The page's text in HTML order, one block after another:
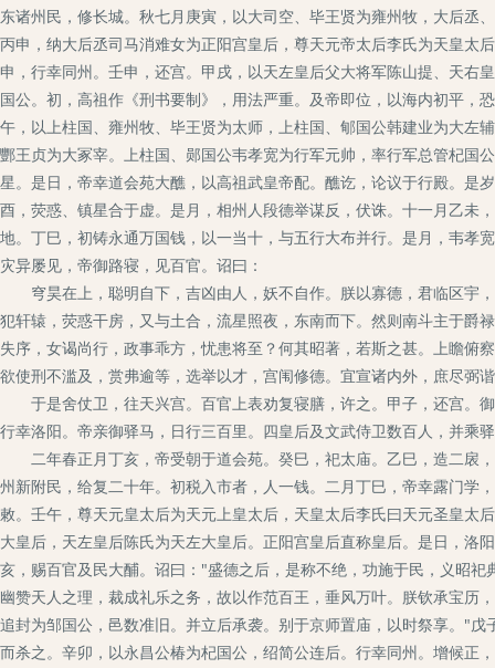
东诸州民，修长城。秋七月庚寅，以大司空、毕王贤为雍州牧，大后
丙申，纳大后丞司马消难女为正阳宫皇后，尊天元帝太后李氏为天皇太
申，行幸同州。壬申，还宫。甲戌，以天左皇后父大将军陈山提、天
国公。初，高祖作《刑书要制》，用法严重。及帝即位，以海内初平
午，以上柱国、雍州牧、毕王贤为太师，上柱国、郇国公韩建业为大左
酆王贞为大冢宰。上柱国、郧国公韦孝宽为行军元帅，率行军总管杞国
星。是日，帝幸道会苑大醮，以高祖武皇帝配。醮讫，论议于行殿。是
酉，荧惑、镇星合于虚。是月，相州人段德举谋反，伏诛。十一月乙未
地。丁巳，初铸永通万国钱，以一当十，与五行大布并行。是月，韦孝
灾异屡见，帝御路寝，见百官。诏曰：
穹昊在上，聪明自下，吉凶由人，妖不自作。朕以寡德，君临区宇
犯轩辕，荧惑干房，又与土合，流星照夜，东南而下。然则南斗主于爵
失序，女谒尚行，政事乖方，忧患将至？何其昭著，若斯之甚。上瞻
欲使刑不滥及，赏弗逾等，选举以才，宫闱修德。宜宣诸内外，庶尽弼
于是舍仗卫，往天兴宫。百官上表劝复寝膳，许之。甲子，还宫。
行幸洛阳。帝亲御驿马，日行三百里。四皇后及文武侍卫数百人，并乘
二年春正月丁亥，帝受朝于道会苑。癸巳，祀太庙。乙巳，造二扆
州新附民，给复二十年。初税入市者，人一钱。二月丁巳，帝幸露门学
敕。壬午，尊天元皇太后为天元上皇太后，天皇太后李氏曰天元圣皇
大皇后，天左皇后陈氏为天左大皇后。正阳宫皇后直称皇后。是日，
亥，赐百官及民大酺。诏曰："盛德之后，是称不绝，功施于民，义昭
幽赞天人之理，裁成礼乐之务，故以作范百王，垂风万叶。朕钦承宝
追封为邹国公，邑数准旧。并立后承袭。别于京师置庙，以时祭享。"
而杀之。辛卯，以永昌公椿为杞国公，绍简公连后。行幸同州。增候正